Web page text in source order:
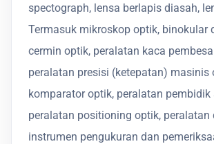
spectograph, lensa berlapis diasah,
Termasuk mikroskop optik, binokular
cermin optik, peralatan kaca
peralatan presisi (ketepatan) masinis
komparator optik, peralatan pembidik
peralatan positioning optik, peralatan
instrumen pengukuran dan